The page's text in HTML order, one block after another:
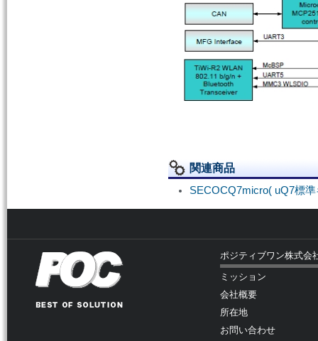
関連商品
SECOCQ7micro( uQ7標
ポジティブワン株式会
ミッション
会社概要
所在地
お問い合わせ